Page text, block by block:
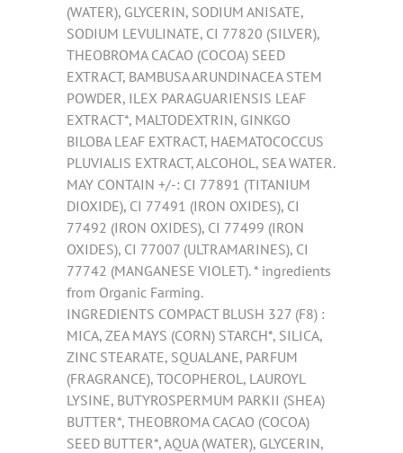
(WATER), GLYCERIN, SODIUM ANISATE,
SODIUM LEVULINATE, CI 77820 (SILVER),
THEOBROMA CACAO (COCOA) SEED
EXTRACT, BAMBUSA ARUNDINACEA STEM
POWDER, ILEX PARAGUARIENSIS LEAF
EXTRACT*, MALTODEXTRIN, GINKGO
BILOBA LEAF EXTRACT, HAEMATOCOCCUS
PLUVIALIS EXTRACT, ALCOHOL, SEA WATER.
MAY CONTAIN +/-: CI 77891 (TITANIUM
DIOXIDE), CI 77491 (IRON OXIDES), CI
77492 (IRON OXIDES), CI 77499 (IRON
OXIDES), CI 77007 (ULTRAMARINES), CI
77742 (MANGANESE VIOLET). * ingredients
from Organic Farming.
INGREDIENTS COMPACT BLUSH 327 (F8) :
MICA, ZEA MAYS (CORN) STARCH*, SILICA,
ZINC STEARATE, SQUALANE, PARFUM
(FRAGRANCE), TOCOPHEROL, LAUROYL
LYSINE, BUTYROSPERMUM PARKII (SHEA)
BUTTER*, THEOBROMA CACAO (COCOA)
SEED BUTTER*, AQUA (WATER), GLYCERIN,